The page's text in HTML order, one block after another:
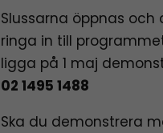
Slussarna öppnas
ringa in till
ligga på 1 maj
02 1495 1488
Ska du demonstrera